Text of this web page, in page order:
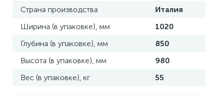
Страна производства
Италия
Ширина (в упаковке), мм
1020
Глубина (в упаковке), мм
850
Высота (в упаковке), мм
980
Вес (в упаковке), кг
55